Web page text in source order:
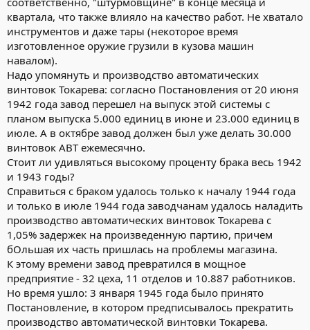
квартала, что также влияло на качество работ. Не хватало
инструментов и даже тары (некоторое время
изготовленное оружие грузили в кузова машин
навалом).
Надо упомянуть и производство автоматических
винтовок Токарева: согласно Постановления от 20 июня
1942 года завод перешел на выпуск этой системы с
планом выпуска 5.000 единиц в июне и 23.000 единиц в
июле. А в октябре завод должен был уже делать 30.000
винтовок АВТ ежемесячно.
Стоит ли удивляться высокому проценту брака весь 1942
и 1943 годы?
Справиться с браком удалось только к началу 1944 года
и только в июле 1944 года заводчанам удалось наладить
производство автоматических винтовок Токарева с
1,05% задержек на произведенную партию, причем
бОльшая их часть пришлась на проблемы магазина.
К этому времени завод превратился в мощное
предприятие - 32 цеха, 11 отделов и 10.887 работников.
Но время ушло: 3 января 1945 года было принято
Постановление, в котором предписывалось прекратить
производство автоматической винтовки Токарева.